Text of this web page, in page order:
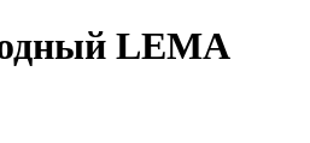
LEMA